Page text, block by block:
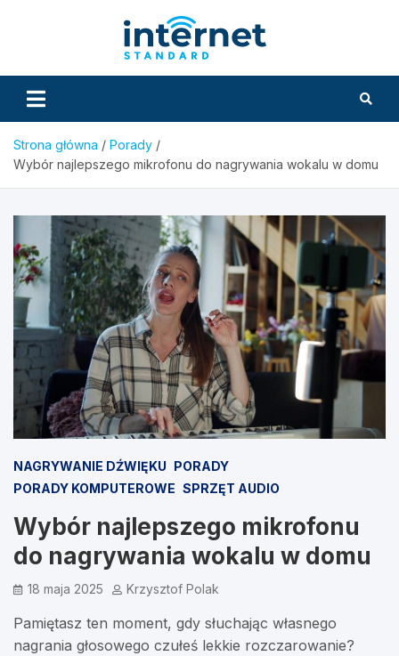
Strona główna
Porady
Wybór najlepszego mikrofonu do nagrywania wokalu w domu
NAGRYWANIE DŹWIĘKU PORADY
PORADY KOMPUTEROWE SPRZĘT AUDIO
Wybór najlepszego mikrofonu
do nagrywania wokalu w domu
18 maja 2025 Krzysztof Polak
Pamiętasz ten moment, gdy słuchając własnego
nagrania głosowego czułeś lekkie rozczarowanie?